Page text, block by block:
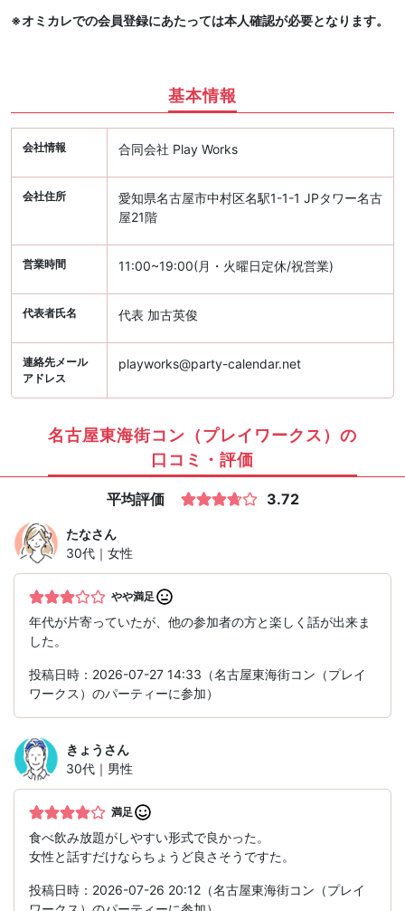
※オミカレでの会員登録にあたっては本人確認が必要となります。
基本情報
会社情報 合同会社 Play Works
会社住所
愛知県名古屋市中村区名駅1-1-1 JPタワー名古
屋21階
営業時間 11:00~19:00(月・火曜日定休/祝営業)
代表者氏名 代表 加古英俊
連絡先メール
アドレス
playworks@party-calendar.net
名古屋東海街コン（プレイワークス）の
口コミ・評価
平均評価 3.72
たなさん
30代｜女性
やや満足
年代が片寄っていたが、他の参加者の方と楽しく話が出来ま
した。
投稿日時：2026-07-27 14:33（名古屋東海街コン（プレイ
ワークス）のパーティーに参加）
きょう さん
30代｜男性
満足
食べ飲み放題がしやすい形式で良かった。
女性と話すだけならちょうど良さそうですた。
投稿日時：2026-07-26 20:12（名古屋東海街コン（プレイ